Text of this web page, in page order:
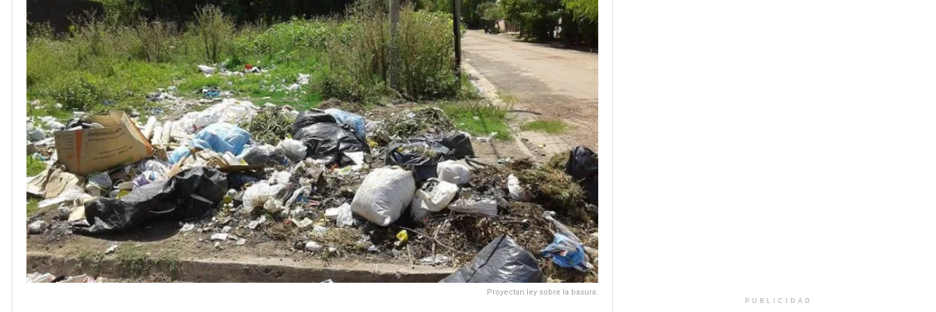
Proyectan ley sobre la basura.
PUBLICIDAD